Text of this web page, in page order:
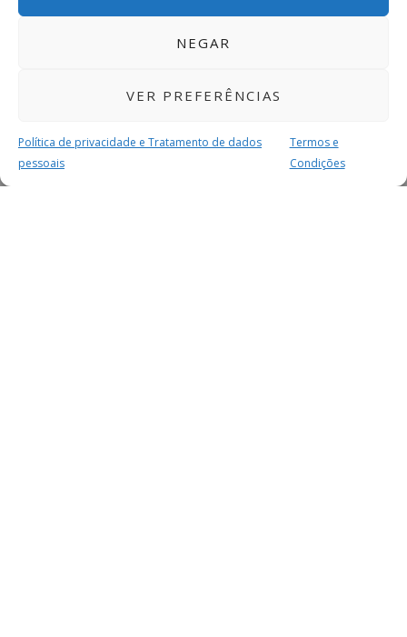
NEGAR
VER PREFERÊNCIAS
Política de privacidade e Tratamento de dados
pessoais
Termos e
Condições